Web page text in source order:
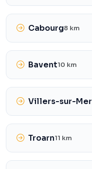
Cabourg8 km
Bavent10 km
Villers-sur-Mer
Troarn11 km